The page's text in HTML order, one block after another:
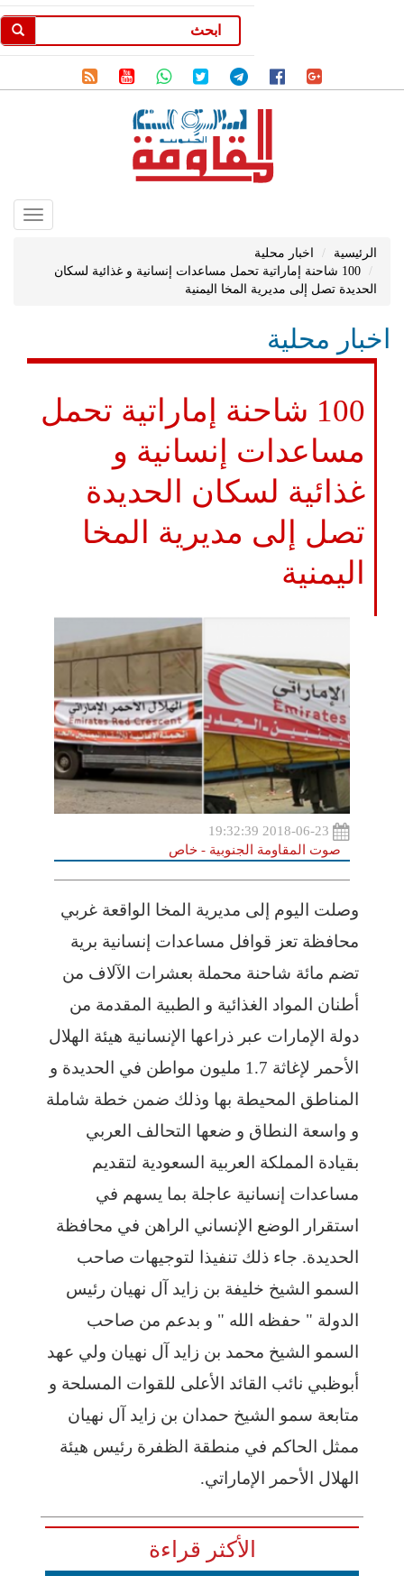
الرئيسية
اخبار محلية
100 شاحنة إماراتية تحمل مساعدات إنسانية و غذائية لسكان
الحديدة تصل إلى مديرية المخا اليمنية
اخبار محلية
100 شاحنة إماراتية تحمل
مساعدات إنسانية و
غذائية لسكان الحديدة
تصل إلى مديرية المخا
اليمنية
صوت المقاومة الجنوبية - خاص
وصلت اليوم إلى مديرية المخا الواقعة غربي
محافظة تعز قوافل مساعدات إنسانية برية
تضم مائة شاحنة محملة بعشرات الآلاف من
أطنان المواد الغذائية و الطبية المقدمة من
دولة الإمارات عبر ذراعها الإنسانية هيئة الهلال
الأحمر لإغاثة 1.7 مليون مواطن في الحديدة و
المناطق المحيطة بها وذلك ضمن خطة شاملة
و واسعة النطاق و ضعها التحالف العربي
بقيادة المملكة العربية السعودية لتقديم
مساعدات إنسانية عاجلة بما يسهم في
استقرار الوضع الإنساني الراهن في محافظة
الحديدة. جاء ذلك تنفيذا لتوجيهات صاحب
السمو الشيخ خليفة بن زايد آل نهيان رئيس
الدولة " حفظه الله " و بدعم من صاحب
السمو الشيخ محمد بن زايد آل نهيان ولي عهد
أبوظبي نائب القائد الأعلى للقوات المسلحة و
متابعة سمو الشيخ حمدان بن زايد آل نهيان
ممثل الحاكم في منطقة الظفرة رئيس هيئة
الهلال الأحمر الإماراتي.
الأكثر قراءة